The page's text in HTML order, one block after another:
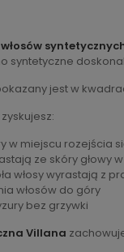
syntetyczne
jest w
w miejscu rozejścia
ze skóry głowy
włosy wyrastają z
włosów do góry
bez grzywki
Villana